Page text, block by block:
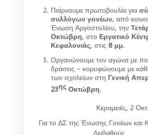
Παίρνουμε πρωτοβουλία για
συλλόγων γονέων, από
Ένωση Αργοστολίου, την
Οκτώβρη, στο Εργατικό
Κεφαλονιάς, στις 8 μμ.
Οργανώνουμε τον αγώνα με
δράσεις – κορυφώνουμε με
των σχολείων στη Γενική
23ης Οκτώβρη.
Κεραμειές, 2
Για το ΔΣ της Ένωσης Γονέων και
Λειβαθούς